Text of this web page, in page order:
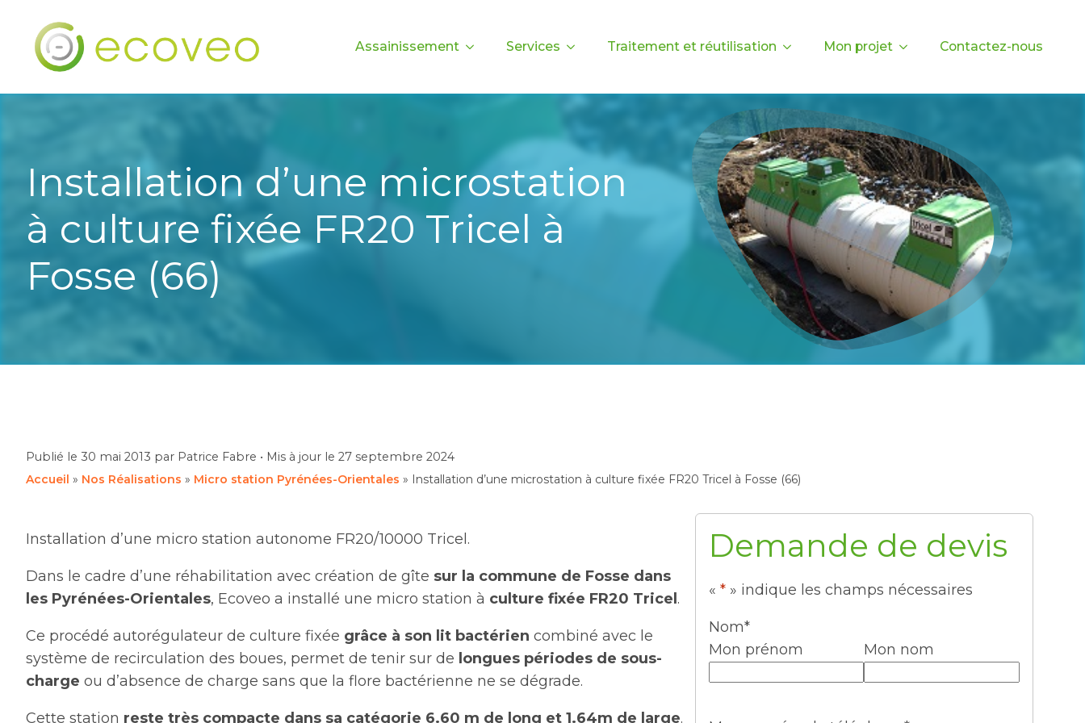
Assainissement Services Traitement et réutilisation Mon projet Contactez-nous
Installation d’une microstation
à culture fixée FR20 Tricel à
Fosse (66)
Publié le 30 mai 2013 par Patrice Fabre • Mis à jour le 27 septembre 2024
Accueil » Nos Réalisations » Micro station Pyrénées-Orientales » Installation d’une microstation à culture fixée FR20 Tricel à Fosse (66)
Installation d’une micro station autonome FR20/10000 Tricel.
Dans le cadre d’une réhabilitation avec création de gîte sur la commune de Fosse dans
les Pyrénées-Orientales, Ecoveo a installé une micro station à culture fixée FR20 Tricel.
Ce procédé autorégulateur de culture fixée grâce à son lit bactérien combiné avec le
système de recirculation des boues, permet de tenir sur de longues périodes de sous-
charge ou d’absence de charge sans que la flore bactérienne ne se dégrade.
Cette station reste très compacte dans sa catégorie 6.60 m de long et 1.64m de large.
Demande de devis
« *» indique les champs nécessaires
Nom*
Mon prénom
Mon nom